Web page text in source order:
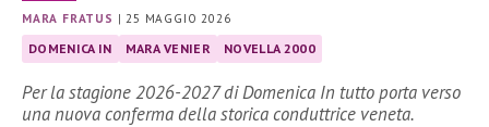
MARA FRATUS |25 MAGGIO 2026
DOMENICA IN MARA VENIER NOVELLA 2000
Per la stagione 2026-2027 di Domenica In tutto porta verso
una nuova conferma della storica conduttrice veneta.